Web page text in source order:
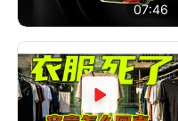
07:46